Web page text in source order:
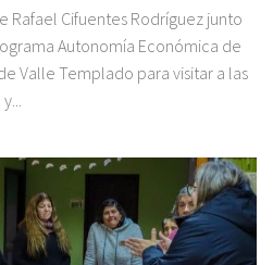
Rafael Cifuentes Rodríguez junto
Autonomía Económica de
Valle Templado para visitar a las